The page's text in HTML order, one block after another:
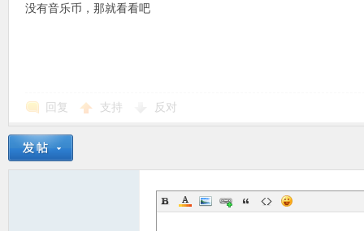
没有音乐币，那就看看吧
回复 支持 反对